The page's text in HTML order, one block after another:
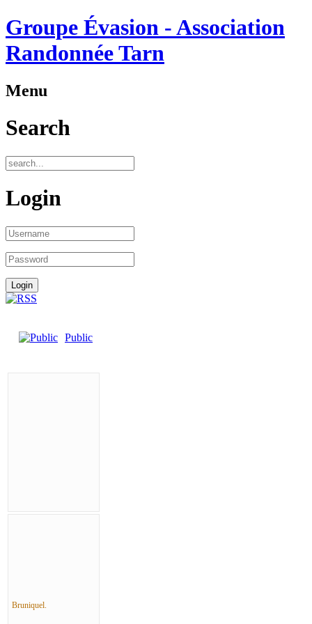
Groupe Évasion - Association
Randonnée Tarn
Menu
Search
Login
Public
Bruniquel.